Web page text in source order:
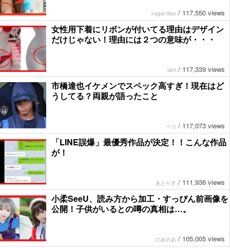
nagai ritsu / 117,550 views
女性用下着にリボンが付いてる理由はデザイン
だけじゃない！理由には２つの意味が・・・
tani / 117,339 views
市橋達也イケメンでスペック高すぎ！現在はど
うしてる？両親が語ったこと
ペコ / 117,073 views
「LINE誤爆」最優秀作品が決定！！こんな作品
が！
あとらす / 111,936 views
小柔SeeU、読み方から加工・すっぴん前画像を
公開！子供がいるとの噂の真相は…。
のあのあ / 105,005 views